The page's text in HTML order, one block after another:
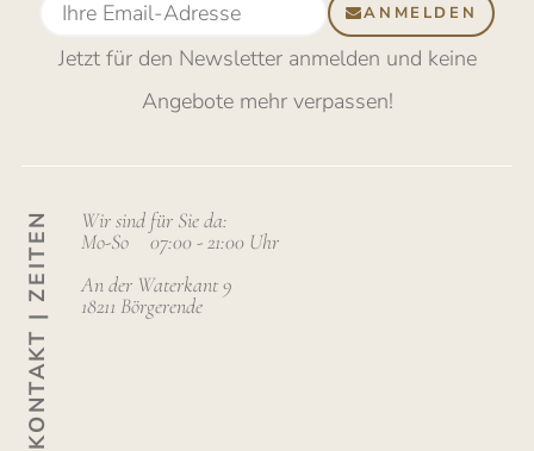
ANMELDEN
Jetzt für den Newsletter anmelden und keine
Angebote mehr verpassen!
Wir sind für Sie da:
Mo-So
07:00 - 21:00 Uhr
An der Waterkant 9
18211 Börgerende
KONTAKT | ZEITEN